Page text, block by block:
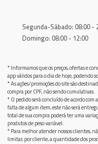
Segunda-Sábado: 08:00 -
Domingo: 08:00 - 12:00
* Informamos que os preços, ofertas e
app válidos para o dia de hoje, podendo
* As ações/promoções do site são
compra por CPF, não sendo cumulativas.
* O pedido será concluído de acordo com
falta de algum item, este não será
total de sua compra poderá ter uma
produtos de peso variável.
* Para melhor atender nossos clientes,
limitar, por cliente, a quantidade dos